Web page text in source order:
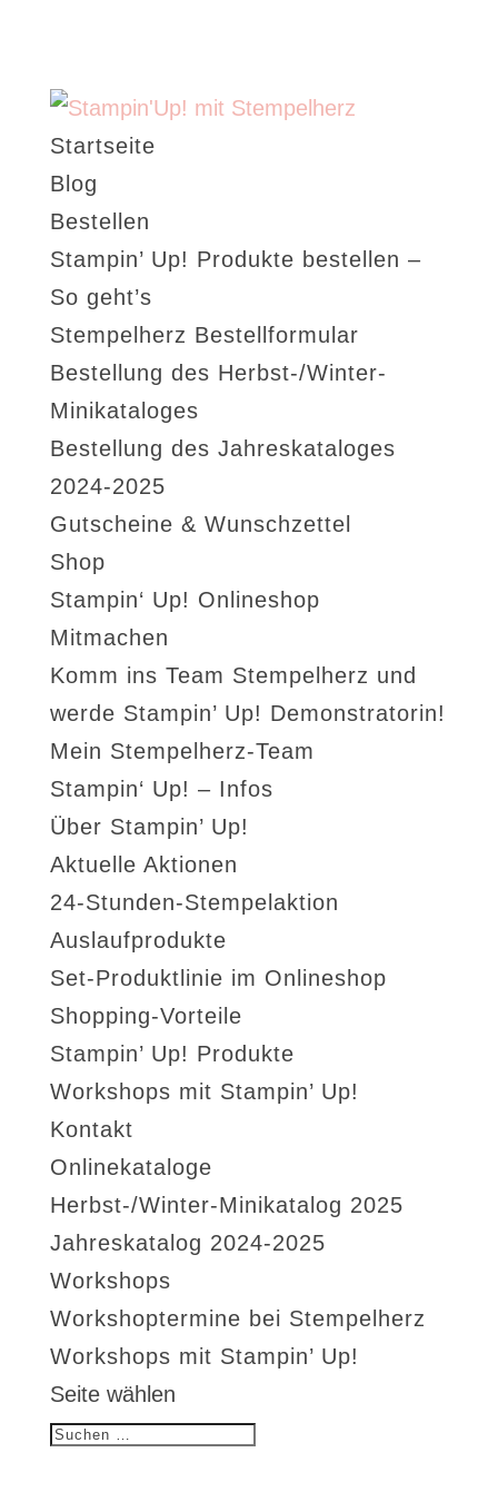
Startseite
Blog
Bestellen
Stampin’ Up! Produkte bestellen –
So geht’s
Stempelherz Bestellformular
Bestellung des Herbst-/Winter-
Minikataloges
Bestellung des Jahreskataloges
2024-2025
Gutscheine & Wunschzettel
Shop
Stampin‘ Up! Onlineshop
Mitmachen
Komm ins Team Stempelherz und
werde Stampin’ Up! Demonstratorin!
Mein Stempelherz-Team
Stampin‘ Up! – Infos
Über Stampin’ Up!
Aktuelle Aktionen
24-Stunden-Stempelaktion
Auslaufprodukte
Set-Produktlinie im Onlineshop
Shopping-Vorteile
Stampin’ Up! Produkte
Workshops mit Stampin’ Up!
Kontakt
Onlinekataloge
Herbst-/Winter-Minikatalog 2025
Jahreskatalog 2024-2025
Workshops
Workshoptermine bei Stempelherz
Workshops mit Stampin’ Up!
Seite wählen